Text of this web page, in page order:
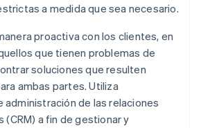
a medida que sea necesario.
proactiva con los clientes, en
que tienen problemas de
soluciones que resulten
ambas partes. Utiliza
administración de las relaciones
(CRM) a fin de gestionar y